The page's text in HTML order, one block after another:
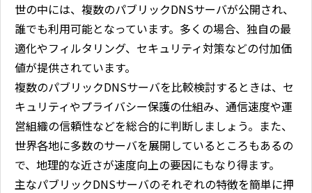
世の中には、複数のパブリックDNSサーバが公開され、
誰でも利用可能となっています。多くの場合、独自の最
適化やフィルタリング、セキュリティ対策などの付加価
値が提供されています。
複数のパブリックDNSサーバを比較検討するときは、セ
キュリティやプライバシー保護の仕組み、通信速度や運
営組織の信頼性などを総合的に判断しましょう。また、
世界各地に多数のサーバを展開しているところもあるの
で、地理的な近さが速度向上の要因にもなり得ます。
主なパブリックDNSサーバのそれぞれの特徴を簡単に押